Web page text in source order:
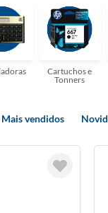
Cartuchos e
Tonners
Mais vendidos